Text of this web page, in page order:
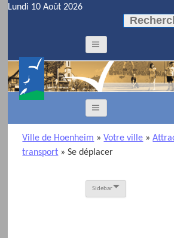
Lundi 10 Août 2026
Ville de Hoenheim »Votre ville »
transport »Se déplacer
Sidebar